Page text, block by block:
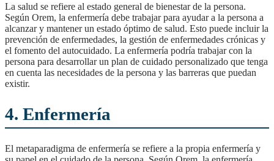
La salud se refiere al estado general de bienestar de la persona.
Según Orem, la enfermería debe trabajar para ayudar a la persona a
alcanzar y mantener un estado óptimo de salud. Esto puede incluir la
prevención de enfermedades, la gestión de enfermedades crónicas y
el fomento del autocuidado. La enfermería podría trabajar con la
persona para desarrollar un plan de cuidado personalizado que tenga
en cuenta las necesidades de la persona y las barreras que puedan
existir.
4. Enfermería
El metaparadigma de enfermería se refiere a la propia enfermería y